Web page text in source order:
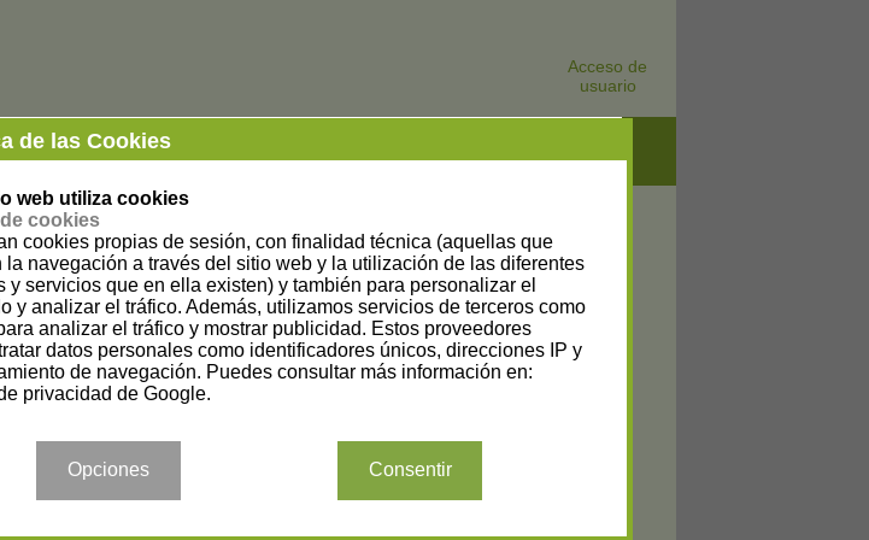
Acceso de
usuario
en Melilla
de las Cookies
web utiliza cookies
cookies
cookies propias de sesión, con finalidad técnica (aquellas que
la navegación a través del sitio web y la utilización de las diferentes
y servicios que en ella existen) y también para personalizar el
y analizar el tráfico. Además, utilizamos servicios de terceros como
analizar el tráfico y mostrar publicidad. Estos proveedores
datos personales como identificadores únicos, direcciones IP y
de navegación. Puedes consultar más información en:
privacidad de Google.
Opciones Consentir